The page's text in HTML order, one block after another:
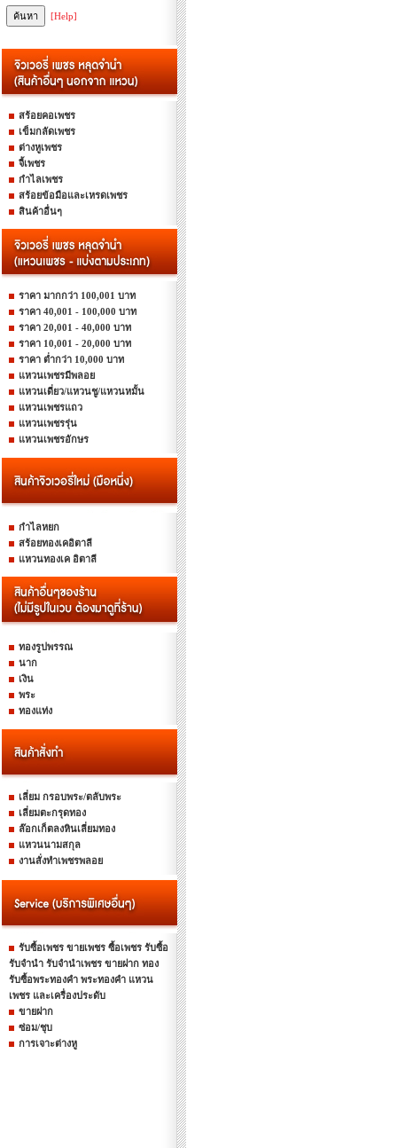
[Help]
สร้อยคอเพชร
เข็มกลัดเพชร
ต่างหูเพชร
จี้เพชร
กำไลเพชร
สร้อยข้อมือและเหรดเพชร
สินค้าอื่นๆ
ราคา มากกว่า 100,001 บาท
ราคา 40,001 - 100,000 บาท
ราคา 20,001 - 40,000 บาท
ราคา 10,001 - 20,000 บาท
ราคา ต่ำกว่า 10,000 บาท
แหวนเพชรมีพลอย
แหวนเดี่ยว/แหวนชู/แหวนหมั้น
แหวนเพชรแถว
แหวนเพชรรุ่น
แหวนเพชรอักษร
กำไลหยก
สร้อยทองเคอิตาลี
แหวนทองเค อิตาลี
ทองรูปพรรณ
นาก
เงิน
พระ
ทองแท่ง
เลี่ยม กรอบพระ/ตลับพระ
เลี่ยมตะกรุดทอง
ล๊อกเก็ตลงหินเลี่ยมทอง
แหวนนามสกุล
งานสั่งทำเพชรพลอย
รับซื้อเพชร ขายเพชร ซื้อเพชร รับซื้อ
รับจำนำ รับจำนำเพชร ขายฝาก ทอง
รับซื้อพระทองคำ พระทองคำ แหวน
เพชร และเครื่องประดับ
ขายฝาก
ซ่อม/ชุบ
การเจาะต่างหู